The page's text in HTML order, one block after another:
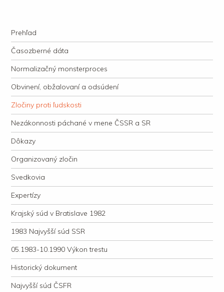
justície
Navigation
Skip to content
Prehľad
Časozberné dáta
Normalizačný monsterproces
Obvinení, obžalovaní a odsúdení
Zločiny proti ľudskosti
Nezákonnosti páchané v mene ČSSR a SR
Dôkazy
Organizovaný zločin
Svedkovia
Expertízy
Krajský súd v Bratislave 1982
1983 Najvyšší súd SSR
05.1983-10.1990 Výkon trestu
Historický dokument
Najvyšší súd ČSFR